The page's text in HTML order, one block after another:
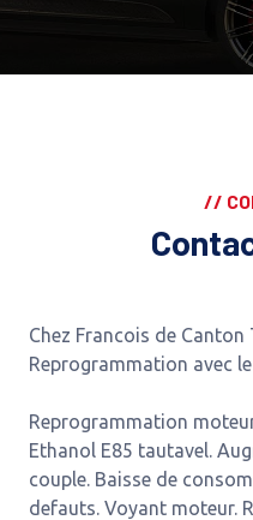
//
Chez Francois de Canton
Reprogrammation avec
Reprogrammation
Ethanol E85 tautavel.
couple. Baisse de
defauts. Voyant moteur.